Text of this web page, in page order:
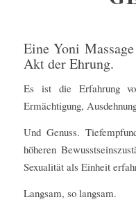
Eine Yoni
Akt der Ehrung.
Es ist die Erfahrung
Ermächtigung,
Und Genuss.
höheren
Sexualität als Einheit
Langsam, so langsam.